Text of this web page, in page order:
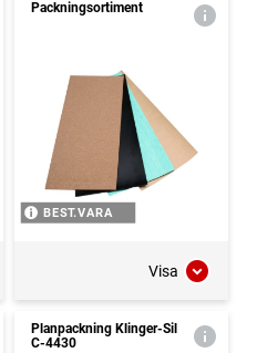
Packningsortiment
BEST.VARA
Visa
Planpackning Klinger-Sil
C-4430